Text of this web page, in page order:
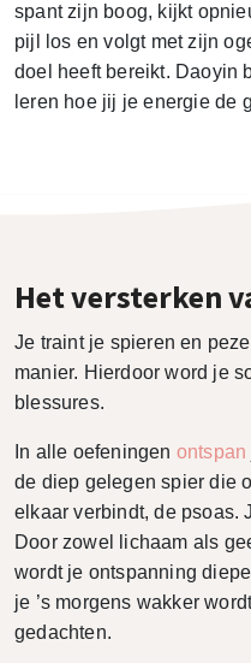
spant zijn boog, kijkt
pijl los en volgt met zijn
doel heeft bereikt. Daoyin
leren hoe jij je energie de
Het versterken
Je traint je spieren en
manier. Hierdoor word je
blessures.
In alle oefeningen ontspan
de diep gelegen spier die
elkaar verbindt, de psoas.
Door zowel lichaam als
wordt je ontspanning
je ’s morgens wakker
gedachten.